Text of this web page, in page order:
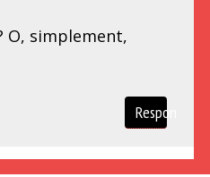
O, simplement,
Respon